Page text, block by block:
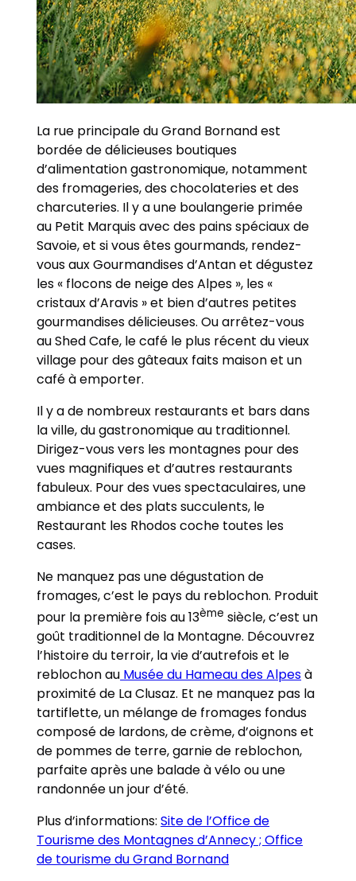
La rue principale du Grand Bornand est
bordée de délicieuses boutiques
d’alimentation gastronomique, notamment
des fromageries, des chocolateries et des
charcuteries. Il y a une boulangerie primée
au Petit Marquis avec des pains spéciaux de
Savoie, et si vous êtes gourmands, rendez-
vous aux Gourmandises d’Antan et dégustez
les « flocons de neige des Alpes », les «
cristaux d’Aravis » et bien d’autres petites
gourmandises délicieuses. Ou arrêtez-vous
au Shed Cafe, le café le plus récent du vieux
village pour des gâteaux faits maison et un
café à emporter.
Il y a de nombreux restaurants et bars dans
la ville, du gastronomique au traditionnel.
Dirigez-vous vers les montagnes pour des
vues magnifiques et d’autres restaurants
fabuleux. Pour des vues spectaculaires, une
ambiance et des plats succulents, le
Restaurant les Rhodos coche toutes les
cases.
Ne manquez pas une dégustation de
fromages, c’est le pays du reblochon. Produit
pour la première fois au 13ème siècle, c’est un
goût traditionnel de la Montagne. Découvrez
l’histoire du terroir, la vie d’autrefois et le
reblochon au Musée du Hameau des Alpesà
proximité de La Clusaz. Et ne manquez pas la
tartiflette, un mélange de fromages fondus
composé de lardons, de crème, d’oignons et
de pommes de terre, garnie de reblochon,
parfaite après une balade à vélo ou une
randonnée un jour d’été.
Plus d’informations:Site de l’Office de
Tourisme des Montagnes d’Annecy ;Office
de tourisme du Grand Bornand